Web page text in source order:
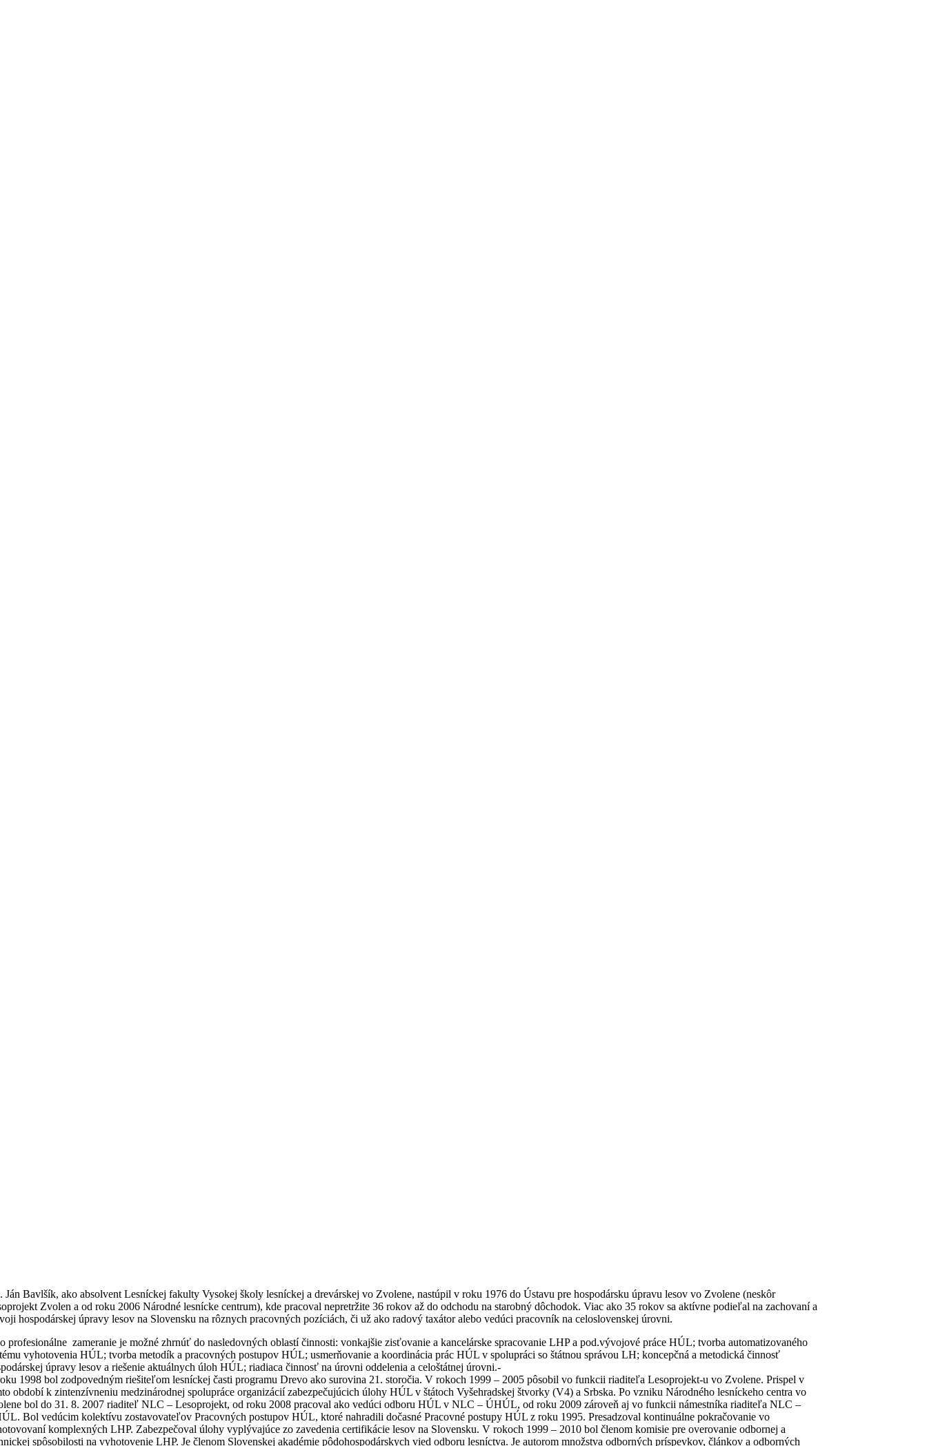
Ján Bavlšík, ako absolvent Lesníckej fakulty Vysokej školy lesníckej a drevárskej vo Zvolene, nastúpil v roku 1976 do Ústavu pre hospodársku úpravu lesov vo Zvolene (neskôr
Zvolen a od roku 2006 Národné lesnícke centrum), kde pracoval nepretržite 36 rokov až do odchodu na starobný dôchodok. Viac ako 35 rokov sa aktívne podieľal na zachovaní a
hospodárskej úpravy lesov na Slovensku na rôznych pracovných pozíciách, či už ako radový taxátor alebo vedúci pracovník na celoslovenskej úrovni.
profesionálne zameranie je možné zhrnúť do nasledovných oblastí činnosti: vonkajšie zisťovanie a kancelárske spracovanie LHP a pod.vývojové práce HÚL; tvorba automatizovaného
vyhotovenia HÚL; tvorba metodík a pracovných postupov HÚL; usmerňovanie a koordinácia prác HÚL v spolupráci so štátnou správou LH; koncepčná a metodická činnosť
úpravy lesov a riešenie aktuálnych úloh HÚL; riadiaca činnosť na úrovni oddelenia a celoštátnej úrovni.-
1998 bol zodpovedným riešiteľom lesníckej časti programu Drevo ako surovina 21. storočia. V rokoch 1999 – 2005 pôsobil vo funkcii riaditeľa Lesoprojekt-u vo Zvolene. Prispel v
období k zintenzívneniu medzinárodnej spolupráce organizácií zabezpečujúcich úlohy HÚL v štátoch Vyšehradskej štvorky (V4) a Srbska. Po vzniku Národného lesníckeho centra vo
bol do 31. 8. 2007 riaditeľ NLC – Lesoprojekt, od roku 2008 pracoval ako vedúci odboru HÚL v NLC – ÚHÚL, od roku 2009 zároveň aj vo funkcii námestníka riaditeľa NLC –
Bol vedúcim kolektívu zostavovateľov Pracovných postupov HÚL, ktoré nahradili dočasné Pracovné postupy HÚL z roku 1995. Presadzoval kontinuálne pokračovanie vo
komplexných LHP. Zabezpečoval úlohy vyplývajúce zo zavedenia certifikácie lesov na Slovensku. V rokoch 1999 – 2010 bol členom komisie pre overovanie odbornej a
spôsobilosti na vyhotovenie LHP. Je členom Slovenskej akadémie pôdohospodárskych vied odboru lesníctva. Je autorom množstva odborných príspevkov, článkov a odborných